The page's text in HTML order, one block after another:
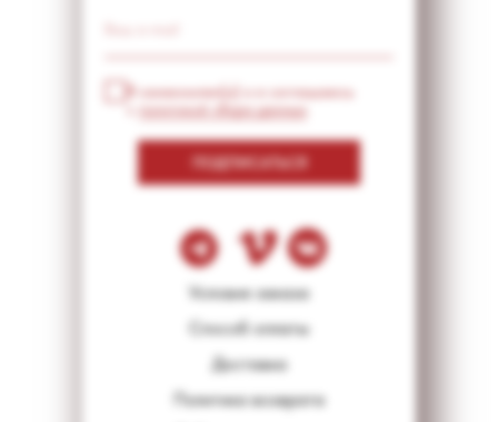
Условия заказа
Способ оплаты
Доставка
Политика возврата
Я ознакомлен(а) и я соглашаюсь
политикой сбора данных
ПОДПИСАТЬСЯ